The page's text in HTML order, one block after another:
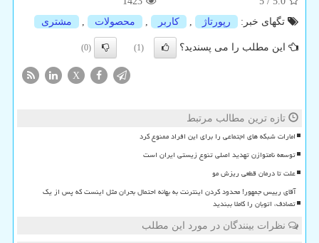
تگهای خبر:
رپورتاژ كاربر محصولات مشتری
این مطلب را می پسندید؟ (1)
(0)
X
تازه ترین مطالب مرتبط
امارات شبکه های اجتماعی را برای این افراد ممنوع کرد
توسعه نامتوازن تهدید اصلی تنوع زیستی ایران است
علت تا درمان قطعی ریزش مو
آقای رییس جمهور! محدود کردن اینترنت به بهانه احتمال بحران مثل اینست که پس از یک
تصادف، اتوبان را کاملا ببندید
نظرات بینندگان در مورد این مطلب